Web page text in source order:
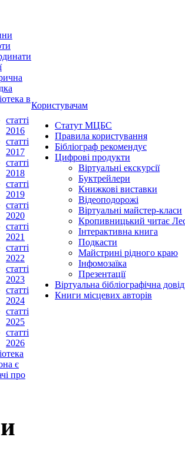
в
статті
2016
статті
2017
статті
2018
статті
2019
статті
2020
статті
2021
статті
2022
статті
2023
статті
2024
статті
2025
статті
2026
є
про
Користувачам
Статут МЦБС
Правила користування
Бібліограф рекомендує
Цифрові продукти
Віртуальні екскурсії
Буктрейлери
Книжкові виставки
Відеоподорожі
Віртуальні майстер-класи
Кропивницький читає
Інтерактивна книга
Подкасти
Майстрині рідного краю
Інфомозаїка
Презентації
Віртуальна бібліографічна
Книги місцевих авторів